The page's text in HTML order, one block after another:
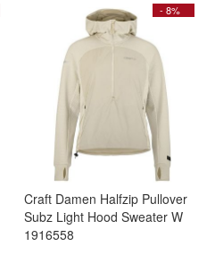
- 8%
Craft Damen Halfzip Pullover
Subz Light Hood Sweater W
1916558